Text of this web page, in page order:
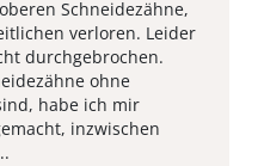
Schneidezähne,
verloren. Leider
durchgebrochen.
ohne
habe ich mir
inzwischen